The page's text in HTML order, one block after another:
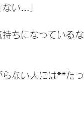
ない…」
ちになっている
ない人には**た